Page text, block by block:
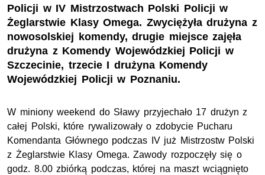
Policji w IV Mistrzostwach Polski Policji w
Żeglarstwie Klasy Omega. Zwyciężyła drużyna z
nowosolskiej komendy, drugie miejsce zajęła
drużyna z Komendy Wojewódzkiej Policji w
Szczecinie, trzecie I drużyna Komendy
Wojewódzkiej Policji w Poznaniu.
W miniony weekend do Sławy przyjechało 17 drużyn z
całej Polski, które rywalizowały o zdobycie Pucharu
Komendanta Głównego podczas IV już Mistrzostw Polski
z Żeglarstwie Klasy Omega. Zawody rozpoczęły się o
godz. 8.00 zbiórką podczas, której na maszt wciągnięto